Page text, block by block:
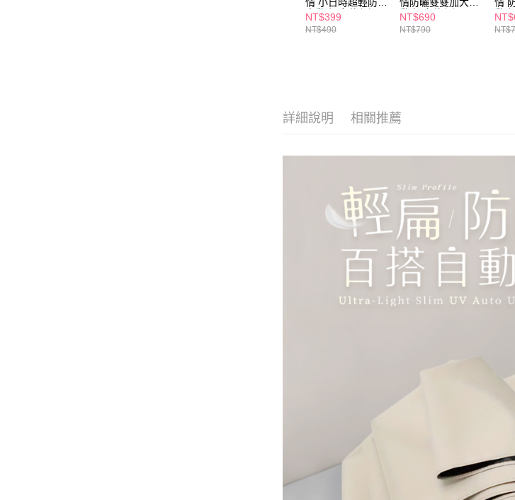
情 小日時超輕防曬
自動傘-多款任選
NT$399
NT$490
情防曬雙雙加大自
動傘-多款任選
NT$690
NT$790
情
動
詳細說明 相關推薦